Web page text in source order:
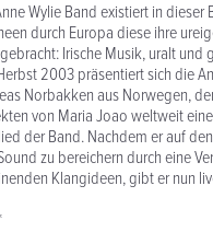
Wylie Band existiert in
durch Europa diese ihre
Irische Musik, uralt und
2003 präsentiert sich die
Norbakken aus Norwegen,
von Maria Joao weltweit
der Band. Nachdem er auf
zu bereichern durch eine
Klangideen, gibt er nun